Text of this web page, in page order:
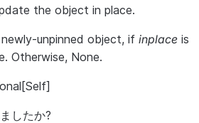
the object in place.
unpinned object, if inplace is
Otherwise, None.
したか?